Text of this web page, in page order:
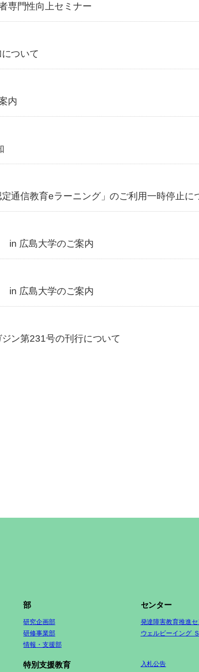
専門性向上セミナー
ついて
内
通信教育eラーニング」のご利用一時停止に
in 広島大学のご案内
in 広島大学のご案内
ン第231号の刊行について
部
研究企画部
研修事業部
情報・支援部
センター
発達障害教育推進セ
ウェルビーイング
特別支援教育
入札公告